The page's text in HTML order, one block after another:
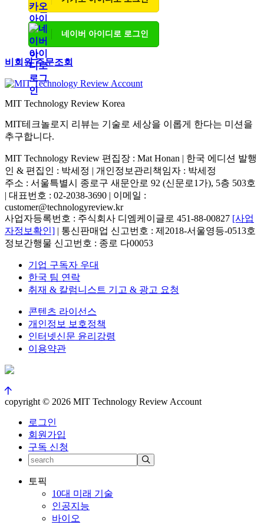
네이버 아이디로 로그인
비회원 주문조회
MIT Technology Review Korea
MIT테크놀로지 리뷰는 기술로 세상을 이롭게 한다는 미션을
추구합니다.
MIT Technology Review 편집장 : Mat Honan | 한국 에디션 발행
인 & 편집인 : 박세정 | 개인정보관리책임자 : 박세정
주소 : 서울특별시 종로구 새문안로 92 (신문로1가), 5층 503호
| 대표번호 : 02-2038-3690 | 이메일 :
customer@technologyreview.kr
사업자등록번호 : 주식회사 디엠케이글로 451-88-00827 [사업
자정보확인] | 통신판매업 신고번호 : 제2018-서울영등-0513호
정보간행물 신고번호 : 종로 다00053
기업 구독자 우대
한국 팀 연락
취재 & 칼럼니스트 기고 & 광고 요청
콘텐츠 라이선스
개인정보 보호정책
인터넷신문 윤리강령
이용약관
copyright © 2026 MIT Technology Review Account
로그인
회원가입
구독 신청
토픽
10대 미래 기술
인공지능
바이오